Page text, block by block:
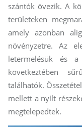
szántók övezik. A
területeken
amely azonban
növényzetre. Az
letermelésük és a
következtében
találhatók.
mellett a nyílt
megtelepedtek.